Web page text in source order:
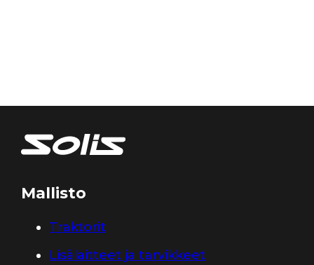
Mallisto
Traktorit
Lisälaitteet ja tarvikkeet